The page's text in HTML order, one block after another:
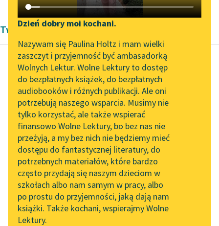
Katalog DAISY
Podkasty o książkach
Zgłoś brak utworu
Aktualności
„Prokurator Alicja Horn”
do słuchania
Byliśmy częścią AI Impact
Lab
Zapraszamy na spotkanie
online z tłumaczkami
literatury skandynawskiej
Spotkanie z Katarzyną
Tunkiel w Oslo
102. lata temu zmarł
Joseph Conrad
Narzędzia
Mapa Wolnych Lektur
Leśmianator
Przewodnik dla piszących i
czytających
API
OAI-PMH
Widget Wolnych Lektur
Przypisy
Dzień dobry moi kochani.
Nazywam się Paulina Holtz i mam wielki
zaszczyt i przyjemność być ambasadorką
Wolnych Lektur. Wolne Lektury to dostęp
do bezpłatnych książek, do bezpłatnych
audiobooków i różnych publikacji. Ale oni
potrzebują naszego wsparcia. Musimy nie
tylko korzystać, ale także wspierać
finansowo Wolne Lektury, bo bez nas nie
przeżyją, a my bez nich nie będziemy mieć
dostępu do fantastycznej literatury, do
potrzebnych materiałów, które bardzo
często przydają się naszym dzieciom w
szkołach albo nam samym w pracy, albo
po prostu do przyjemności, jaką dają nam
książki. Także kochani, wspierajmy Wolne
Lektury.
Twórczość Aleksandra Dumas
Aleksander Dumas (ojciec)
Hrabia Monte
Christo
— Tak, Mercedes,
mówiłaś —
odpowiedział
młodzieniec. — I za
cnotę poczytałaś sobie
traktowanie mnie z
okrutną szczerością...